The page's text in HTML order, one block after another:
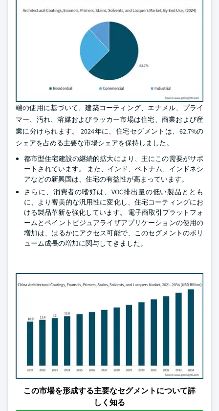
端の使用に基づいて、建築コーティング、エナメル、プライ
マー、汚れ、溶媒およびラッカー市場は住宅、商業および産
業に分けられます。 2024年に、住宅セグメントは、62.7%の
シェアを占める主要な市場シェアを保持しました。
都市型住宅建設の継続的拡大により、主にこの需要がサポ
ートされています。 また、インド、ベトナム、インドネシ
アなどの新興国は、住宅の有益性が高まっています。
さらに、消費者の嗜好は、VOC排出量の低い製品ととも
に、より審美的な汎用性に変化し、住宅コーティングにお
ける製品革新を強化しています。 電子商取引プラットフォ
ームとペイントビジュアライザアプリケーションの使用の
増加は、はるかにアクセス可能で、このセグメントのボリ
ューム成長の増加に関与してきました。
この市場を形成する主要なセグメントについて詳
しく知る